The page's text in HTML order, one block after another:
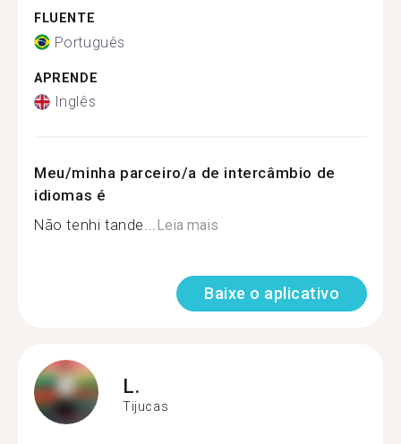
FLUENTE
Português
APRENDE
Inglês
Meu/minha parceiro/a de intercâmbio de
idiomas é
Não tenhi tande...Leia mais
Baixe o aplicativo
L.
Tijucas